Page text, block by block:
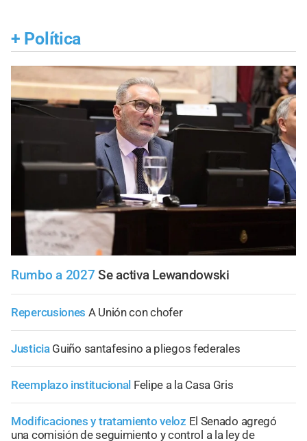
+ Política
Rumbo a 2027 Se activa Lewandowski
Repercusiones A Unión con chofer
Justicia Guiño santafesino a pliegos federales
Reemplazo institucional Felipe a la Casa Gris
Modificaciones y tratamiento veloz El Senado agregó
una comisión de seguimiento y control a la ley de